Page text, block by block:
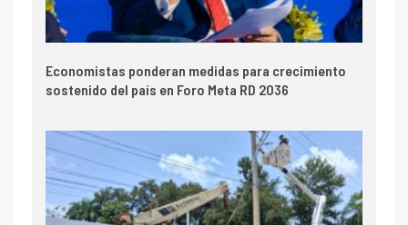
Economistas ponderan medidas para crecimiento
sostenido del país en Foro Meta RD 2036